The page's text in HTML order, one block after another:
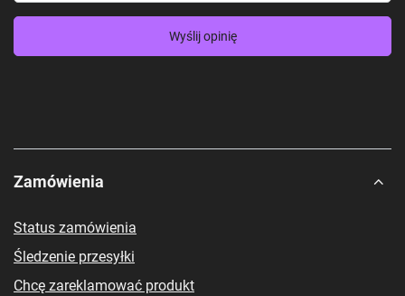
Wyślij opinię
Zamówienia
Status zamówienia
Śledzenie przesyłki
Chcę zareklamować produkt